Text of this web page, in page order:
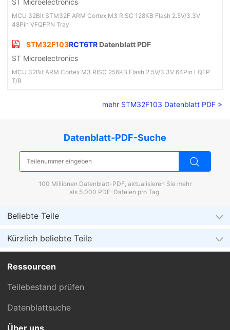
ST Microelectronics
MCU 32Bit STM32F ARM Cortex M3 RISC 128KB Flash 2.5V/3.3V
48Pin VFQFPN Tray
STM32F103RCT6TR Datenblatt PDF
ST Microelectronics
MCU 32Bit ARM Cortex M3 RISC 256KB Flash 2.5V/3.3V 64Pin LQFP
T/R
mehr STM32F103 Datenblatt PDF >
Datenblatt-PDF-Suche
100 Millionen Datenblatt-PDF, aktualisieren Sie mehr
als 5.000 PDF-Dateien pro Tag.
Beliebte Teile
Kürzlich beliebte Teile
Ressourcen
Teilebestand prüfen
Datenblattsuche